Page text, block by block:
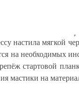
настила мягкой
на необходимых
стартовой
мастики на